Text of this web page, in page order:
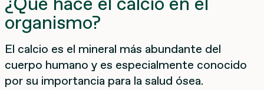
organismo?
El calcio es el mineral más abundante del
cuerpo humano y es especialmente conocido
por su importancia para la salud ósea.